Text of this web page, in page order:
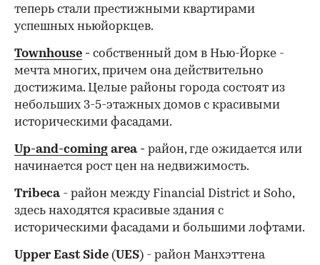
теперь стали престижными квартирами
успешных ньюйоркцев.
Townhouse - собственный дом в Нью-Йорке -
мечта многих, причем она действительно
достижима. Целые районы города состоят из
небольших 3-5-этажных домов с красивыми
историческими фасадами.
Up-and-coming area - район, где ожидается или
начинается рост цен на недвижимость.
Tribeca- район между Financial District и Soho,
здесь находятся красивые здания с
историческими фасадами и большими лофтами.
Upper East Side (UES) - район Манхэттена